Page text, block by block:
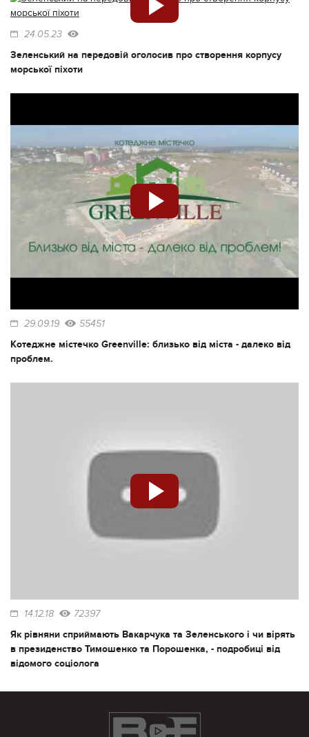
24.05.23
Зеленський на передовій оголосив про створення корпусу
морської піхоти
29.09.19 55451
Котеджне містечко Greenville: близько від міста - далеко від
проблем.
14.12.18 72397
Як рівняни сприймають Вакарчука та Зеленського і чи вірять
в президенство Тимошенко та Порошенка, - подробиці від
відомого соціолога